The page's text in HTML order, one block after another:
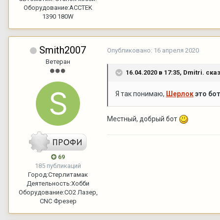
Оборудование:ACCTEK
1390 180W
Smith2007
Ветеран
69
185 публикаций
Город:Стерлитамак
Деятельность:Хобби
Оборудование:СО2 Лазер,
CNC Фрезер
Опубликовано: 16 апреля 2020
16.04.2020 в 17:35, Dmitri.
Я так понимаю, Шерлокэто
Местный, добрый бот